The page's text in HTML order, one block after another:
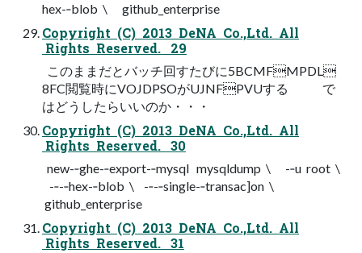
hex-­‐blob \ github_enterprise
Copyright (C) 2013 DeNA Co.,Ltd. All
Rights Reserved. 29
このままだとバッチ回すたびに5BCMFMPDL
8FC閲覧時にVOJDPSOがUJNFPVUする  で
はどうしたらいいのか・・・
Copyright (C) 2013 DeNA Co.,Ltd. All
Rights Reserved. 30
new-­‐ghe-­‐export-­‐mysql mysqldump \ -­‐u root \
-­‐-­‐hex-­‐blob \ -­‐-­‐single-­‐transac]on \
github_enterprise
Copyright (C) 2013 DeNA Co.,Ltd. All
Rights Reserved. 31